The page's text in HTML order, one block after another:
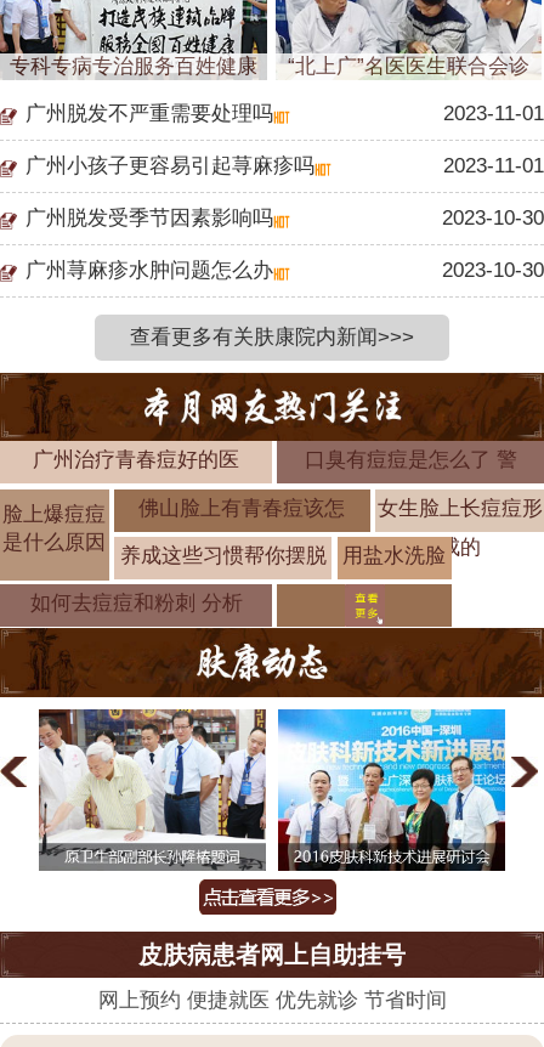
专科专病专治服务百姓健康 “北上广”名医医生联合会诊
广州脱发不严重需要处理吗 2023-11-01
广州小孩子更容易引起荨麻疹吗 2023-11-01
广州脱发受季节因素影响吗 2023-10-30
广州荨麻疹水肿问题怎么办 2023-10-30
查看更多有关肤康院内新闻>>>
广州治疗青春痘好的医 口臭有痘痘是怎么了 警
脸上爆痘痘
是什么原因
佛山脸上有青春痘该怎
女生脸上长痘痘形
成的
养成这些习惯帮你摆脱
用盐水洗脸
可以去痘痘
如何去痘痘和粉刺 分析
皮肤病患者网上自助挂号
网上预约 便捷就医 优先就诊 节省时间